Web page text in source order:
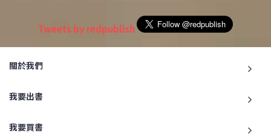
Tweets by redpublish
關於我們
我要出書
我要買書